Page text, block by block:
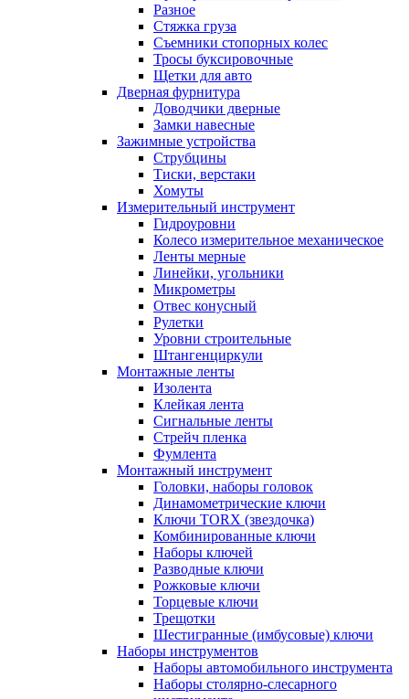
Разное
Стяжка груза
Съемники стопорных колес
Тросы буксировочные
Щетки для авто
Дверная фурнитура
Доводчики дверные
Замки навесные
Зажимные устройства
Струбцины
Тиски, верстаки
Хомуты
Измерительный инструмент
Гидроуровни
Колесо измерительное механическое
Ленты мерные
Линейки, угольники
Микрометры
Отвес конусный
Рулетки
Уровни строительные
Штангенциркули
Монтажные ленты
Изолента
Клейкая лента
Сигнальные ленты
Стрейч пленка
Фумлента
Монтажный инструмент
Головки, наборы головок
Динамометрические ключи
Ключи TORX (звездочка)
Комбинированные ключи
Наборы ключей
Разводные ключи
Рожковые ключи
Торцевые ключи
Трещотки
Шестигранные (имбусовые) ключи
Наборы инструментов
Наборы автомобильного инструмента
Наборы столярно-слесарного